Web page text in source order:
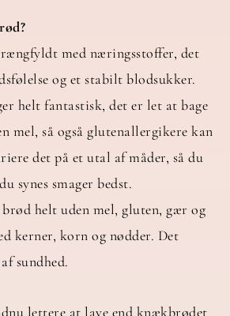
med næringsstoffer, det
og et stabilt blodsukker.
helt fantastisk, det er let at bage
mel, så også glutenallergikere kan
det på et utal af måder, så du
synes smager bedst.
helt uden mel, gluten, gær og
kerner, korn og nødder. Det
sundhed.
lettere at lave end knækbrødet